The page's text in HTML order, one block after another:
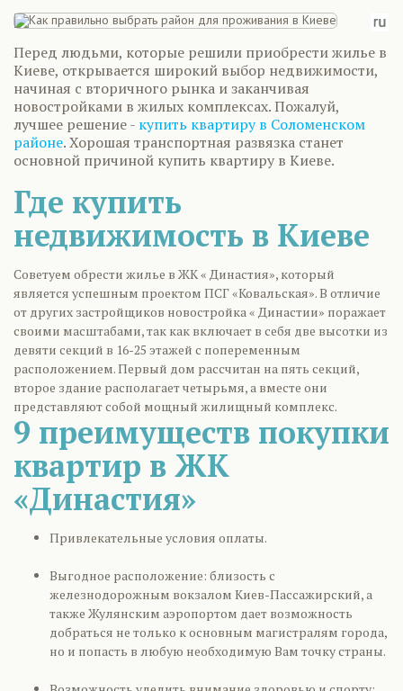
Перед людьми, которые решили приобрести жилье в
Киеве, открывается широкий выбор недвижимости,
начиная с вторичного рынка и заканчивая
новостройками в жилых комплексах. Пожалуй,
лучшее решение - купить квартиру в Соломенском
районе. Хорошая транспортная развязка станет
основной причиной купить квартиру в Киеве.
Где купить
недвижимость в Киеве
Советуем обрести жилье в ЖК « Династия», который
является успешным проектом ПСГ «Ковальская». В отличие
от других застройщиков новостройка « Династии» поражает
своими масштабами, так как включает в себя две высотки из
девяти секций в 16-25 этажей с попеременным
расположением. Первый дом рассчитан на пять секций,
второе здание располагает четырьмя, а вместе они
представляют собой мощный жилищный комплекс.
9 преимуществ покупки
квартир в ЖК
«Династия»
Привлекательные условия оплаты.
Выгодное расположение: близость с
железнодорожным вокзалом Киев-Пассажирский, а
также Жулянским аэропортом дает возможность
добраться не только к основным магистралям города,
но и попасть в любую необходимую Вам точку страны.